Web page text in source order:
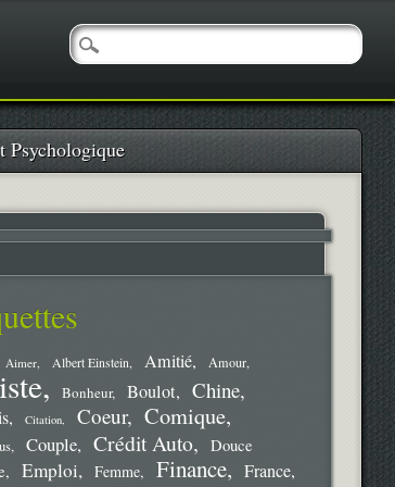
Psychologique
Aimer Albert Einstein Amitié Amour
Bonheur Boulot Chine
Citation Coeur Comique
Couple Crédit Auto
Douce
Emploi Femme Finance France